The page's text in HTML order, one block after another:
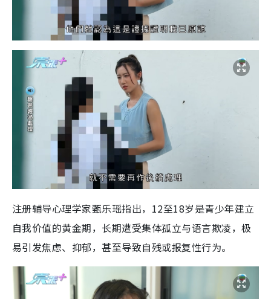
注册辅导心理学家甄乐瑶指出，12至18岁是青少年建立
自我价值的黄金期，长期遭受集体孤立与语言欺凌，极
易引发焦虑、抑郁，甚至导致自残或报复性行为。